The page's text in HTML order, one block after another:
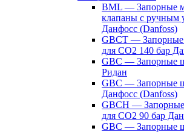
BML — Запорные
клапаны с ручным
Данфосс (Danfoss)
GBCT —
для CO2 140 бар
GBC — Запорные
Ридан
GBC — Запорные
Данфосс (Danfoss)
GBCH —
для CO2 90 бар
GBC — Запорные